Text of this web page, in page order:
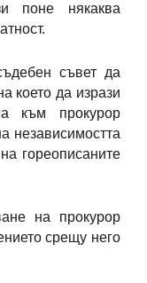
поне някаква
съвет да
което да изрази
към прокурор
независимостта
гореописаните
на прокурор
срещу него